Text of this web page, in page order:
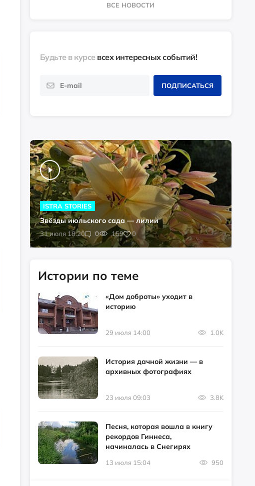
ВСЕ НОВОСТИ
Будьте в курсе всех интересных событий!
ПОДПИСАТЬСЯ
31 июля 18:20 0 159 0
ISTRA STORIES
Звёзды июльского сада — лилии
Истории по теме
«Дом доброты» уходит в
историю
29 июля 14:00 1.0K
История дачной жизни — в
архивных фотографиях
23 июля 09:03 3.8K
Песня, которая вошла в книгу
рекордов Гиннеса,
начиналась в Снегирях
13 июля 15:04 950